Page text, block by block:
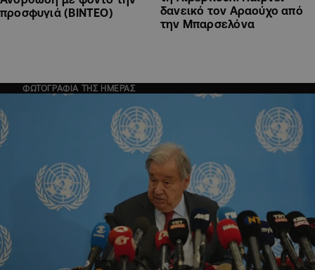
προσφυγιά (ΒΙΝΤΕΟ)
δανεικό τον Αραούχο από
την Μπαρσελόνα
ΦΩΤΟΓΡΑΦΙΑ ΤΗΣ ΗΜΕΡΑΣ